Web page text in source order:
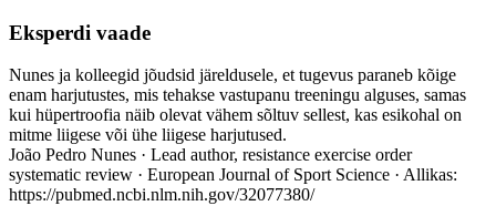
Eksperdi vaade
Nunes ja kolleegid jõudsid järeldusele, et tugevus paraneb kõige
enam harjutustes, mis tehakse vastupanu treeningu alguses, samas
kui hüpertroofia näib olevat vähem sõltuv sellest, kas esikohal on
mitme liigese või ühe liigese harjutused.
João Pedro Nunes · Lead author, resistance exercise order
systematic review · European Journal of Sport Science · Allikas:
https://pubmed.ncbi.nlm.nih.gov/32077380/